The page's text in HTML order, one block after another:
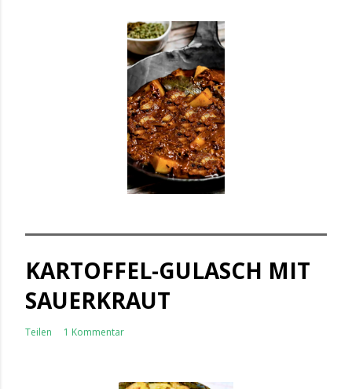
KARTOFFEL-GULASCH MIT
SAUERKRAUT
Teilen 1 Kommentar